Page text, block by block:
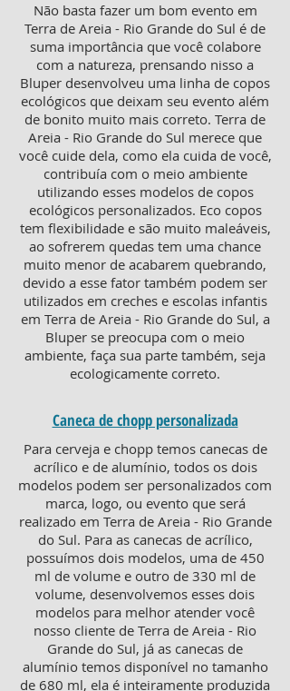
Não basta fazer um bom evento em
Terra de Areia - Rio Grande do Sul é de
suma importância que você colabore
com a natureza, prensando nisso a
Bluper desenvolveu uma linha de copos
ecológicos que deixam seu evento além
de bonito muito mais correto. Terra de
Areia - Rio Grande do Sul merece que
você cuide dela, como ela cuida de você,
contribuía com o meio ambiente
utilizando esses modelos de copos
ecológicos personalizados. Eco copos
tem flexibilidade e são muito maleáveis,
ao sofrerem quedas tem uma chance
muito menor de acabarem quebrando,
devido a esse fator também podem ser
utilizados em creches e escolas infantis
em Terra de Areia - Rio Grande do Sul, a
Bluper se preocupa com o meio
ambiente, faça sua parte também, seja
ecologicamente correto.
Caneca de chopp personalizada
Para cerveja e chopp temos canecas de
acrílico e de alumínio, todos os dois
modelos podem ser personalizados com
marca, logo, ou evento que será
realizado em Terra de Areia - Rio Grande
do Sul. Para as canecas de acrílico,
possuímos dois modelos, uma de 450
ml de volume e outro de 330 ml de
volume, desenvolvemos esses dois
modelos para melhor atender você
nosso cliente de Terra de Areia - Rio
Grande do Sul, já as canecas de
alumínio temos disponível no tamanho
de 680 ml, ela é inteiramente produzida